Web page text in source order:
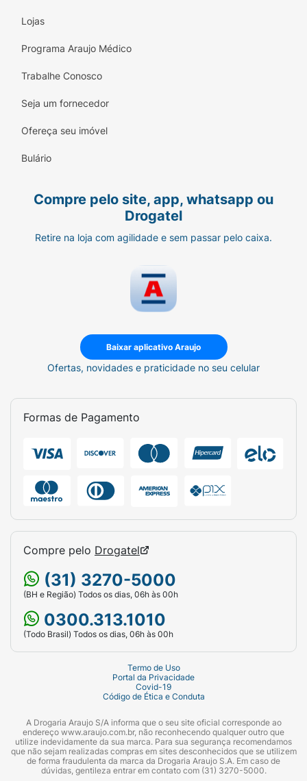
Lojas
Programa Araujo Médico
Trabalhe Conosco
Seja um fornecedor
Ofereça seu imóvel
Bulário
Compre pelo site, app, whatsapp ou
Drogatel
Retire na loja com agilidade e sem passar pelo caixa.
Baixar aplicativo Araujo
Ofertas, novidades e praticidade no seu celular
Formas de Pagamento
Compre pelo Drogatel
(31) 3270-5000
(BH e Região) Todos os dias, 06h às 00h
0300.313.1010
(Todo Brasil) Todos os dias, 06h às 00h
Termo de Uso
Portal da Privacidade
Covid-19
Código de Ética e Conduta
A Drogaria Araujo S/A informa que o seu site oficial corresponde ao
endereço www.araujo.com.br, não reconhecendo qualquer outro que
utilize indevidamente da sua marca. Para sua segurança recomendamos
que não sejam realizadas compras em sites desconhecidos que se utilizem
de forma fraudulenta da marca da Drogaria Araujo S.A. Em caso de
dúvidas, gentileza entrar em contato com (31) 3270-5000.